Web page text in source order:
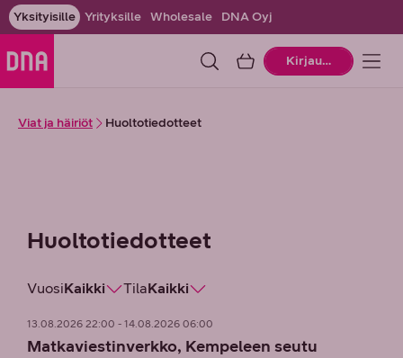
Yksityisille Yrityksille Wholesale DNA Oyj
OstoskoriKirjaudu
Viat ja häiriöt Huoltotiedotteet
Huoltotiedotteet
VuosiKaikki TilaKaikki
13.08.2026 22:00 - 14.08.2026 06:00
Matkaviestinverkko, Kempeleen seutu